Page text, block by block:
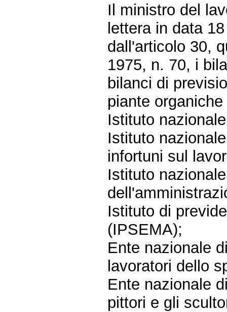
Il ministro del
lettera in data
dall'articolo 30,
1975, n. 70, i
bilanci di
piante
Istituto
Istituto
infortuni sul
Istituto
Istituto di
(IPSEMA);
Ente nazionale
lavoratori dello
Ente nazionale
pittori e gli